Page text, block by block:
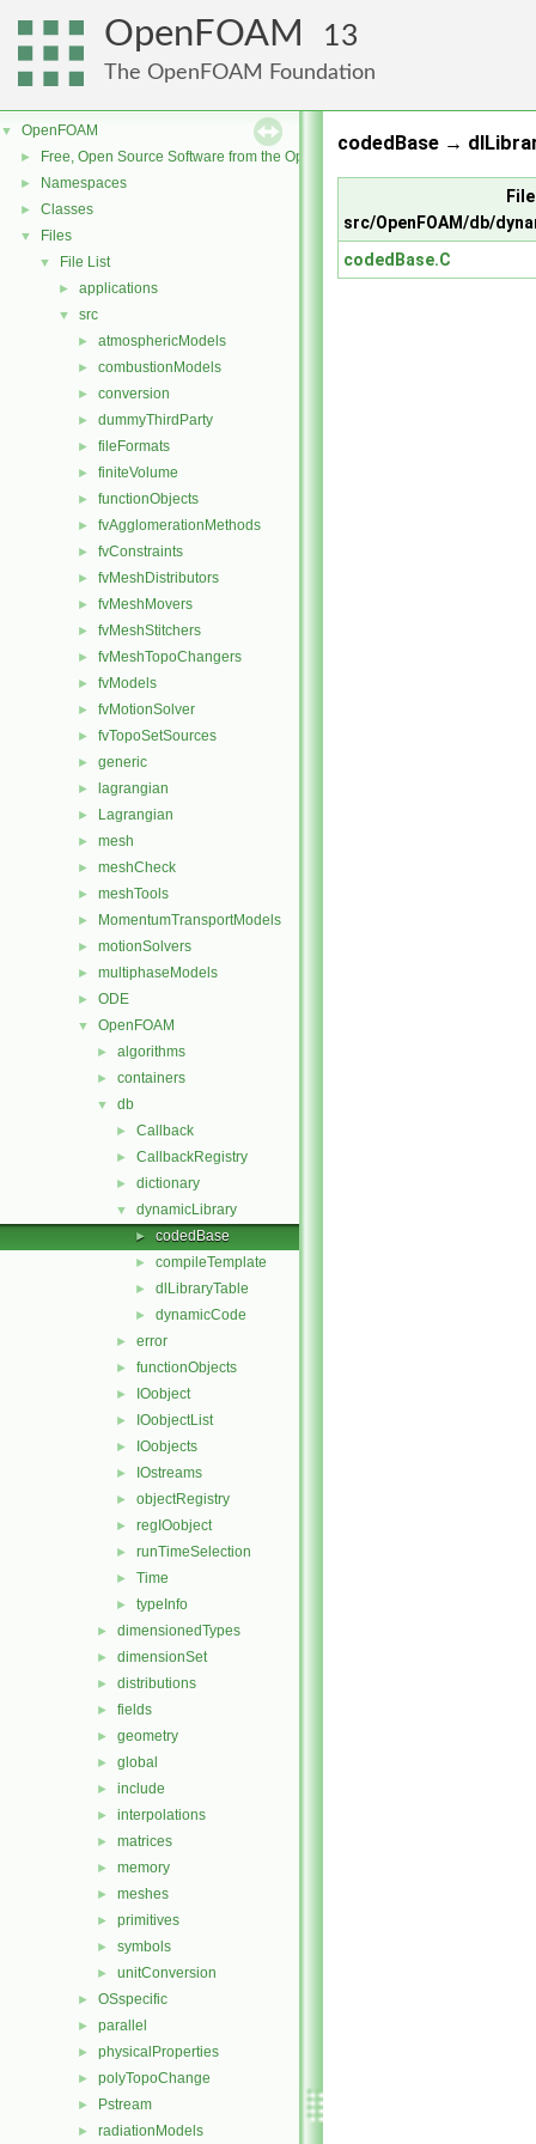
OpenFOAM 13
The OpenFOAM Foundation
▼ OpenFOAM
► Free, Open Source Software from the OpenFOAM Foundation
► Namespaces
► Classes
▼ Files
▼ File List
► applications
▼ src
► atmosphericModels
► combustionModels
► conversion
► dummyThirdParty
► fileFormats
► finiteVolume
► functionObjects
► fvAgglomerationMethods
► fvConstraints
► fvMeshDistributors
► fvMeshMovers
► fvMeshStitchers
► fvMeshTopoChangers
► fvModels
► fvMotionSolver
► fvTopoSetSources
► generic
► lagrangian
► Lagrangian
► mesh
► meshCheck
► meshTools
► MomentumTransportModels
► motionSolvers
► multiphaseModels
► ODE
▼ OpenFOAM
► algorithms
► containers
▼ db
► Callback
► CallbackRegistry
► dictionary
▼ dynamicLibrary
► codedBase
► compileTemplate
► dlLibraryTable
► dynamicCode
► error
► functionObjects
► IOobject
► IOobjectList
► IOobjects
► IOstreams
► objectRegistry
► regIOobject
► runTimeSelection
► Time
► typeInfo
► dimensionedTypes
► dimensionSet
► distributions
► fields
► geometry
► global
► include
► interpolations
► matrices
► memory
► meshes
► primitives
► symbols
► unitConversion
► OSspecific
► parallel
► physicalProperties
► polyTopoChange
► Pstream
► radiationModels
codedBase →
src/OpenFOAM/db/
codedBase.C